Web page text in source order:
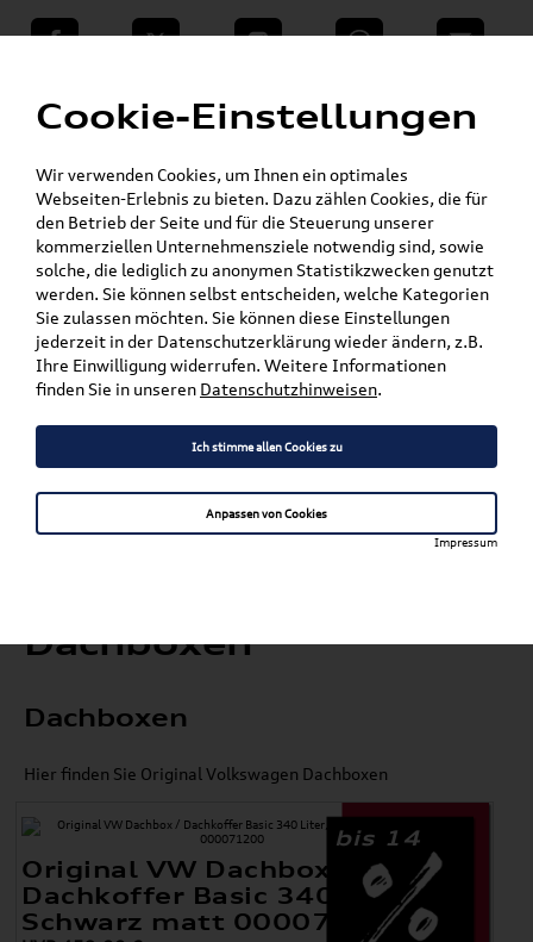
teilen Twitter Instagram WhatsApp E-Mail
VW Shop - VW Originalteile und Zubehör »
»
Mein Kundenkonto Warenkorb
Artikel für ihr Modell
Marke wählen
Modell wählen
Karosserieform wählen
Dachboxen
Dachboxen
Hier finden Sie Original Volkswagen Dachboxen
bis 14
Original VW Dachbox /
Dachkoffer Basic 340 Liter,
Schwarz matt 000071200
Cookie-Einstellungen
Wir verwenden Cookies, um Ihnen ein optimales
Webseiten-Erlebnis zu bieten. Dazu zählen Cookies, die für
den Betrieb der Seite und für die Steuerung unserer
kommerziellen Unternehmensziele notwendig sind, sowie
solche, die lediglich zu anonymen Statistikzwecken genutzt
werden. Sie können selbst entscheiden, welche Kategorien
Sie zulassen möchten. Sie können diese Einstellungen
jederzeit in der Datenschutzerklärung wieder ändern, z.B.
Ihre Einwilligung widerrufen. Weitere Informationen
finden Sie in unseren Datenschutzhinweisen.
Ich stimme allen Cookies zu
Anpassen von Cookies
Impressum